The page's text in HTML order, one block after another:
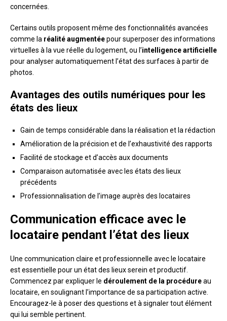
concernées.
Certains outils proposent même des fonctionnalités avancées
comme la réalité augmentéepour superposer des informations
virtuelles à la vue réelle du logement, ou l’intelligence artificielle
pour analyser automatiquement l’état des surfaces à partir de
photos.
Avantages des outils numériques pour les
états des lieux
Gain de temps considérable dans la réalisation et la rédaction
Amélioration de la précision et de l’exhaustivité des rapports
Facilité de stockage et d’accès aux documents
Comparaison automatisée avec les états des lieux
précédents
Professionnalisation de l’image auprès des locataires
Communication efficace avec le
locataire pendant l’état des lieux
Une communication claire et professionnelle avec le locataire
est essentielle pour un état des lieux serein et productif.
Commencez par expliquer le déroulement de la procédureau
locataire, en soulignant l’importance de sa participation active.
Encouragez-le à poser des questions et à signaler tout élément
qui lui semble pertinent.